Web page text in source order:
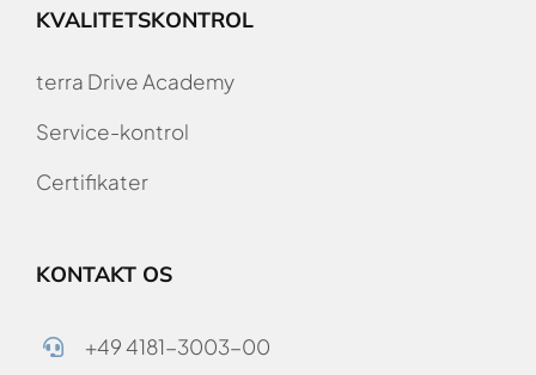
KVALITETSKONTROL
terra Drive Academy
Service-kontrol
Certifikater
KONTAKT OS
+49 4181-3003-00